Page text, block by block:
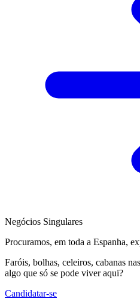
Negócios Singulares
Procuramos, em toda a Espanha,
Faróis, bolhas, celeiros, cabanas
algo que só se pode viver aqui?
Candidatar-se